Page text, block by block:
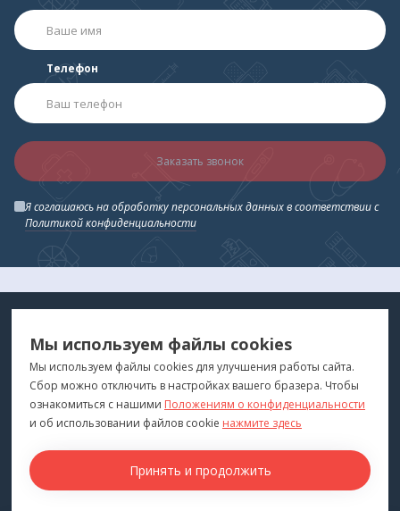
Телефон
Заказать звонок
Я соглашаюсь на обработку персональных данных в соответствии с
Политикой конфиденциальности
ДЛЯ ВАС
"Медтехника для Вас"©2026
ПОКУПАТЕЛЯМ
Каталог
Бренды
Для оптовиков
КОНТАКТЫ
г. Владивосток
Мы используем файлы cookies
Мы используем файлы cookies для улучшения работы сайта.
Сбор можно отключить в настройках вашего бразера. Чтобы
ознакомиться с нашими Положениям о конфиденциальности
и об использовании файлов cookie нажмите здесь
Принять и продолжить